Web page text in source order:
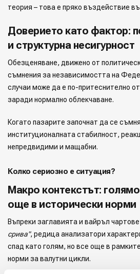
теория – това е пряко въздействие
Доверието като фактор:
и структурна несигурност
Обезценяване, движено от
съмнения за независимостта на
случаи може да е по-притеснително
заради нормално облекчаване.
Когато пазарите започнат да се
институционалната стабилност,
непредвидими и мащабни.
Колко сериозно е ситуация?
Макро контекстът:
още в исторически норми
Въпреки заглавията и вайръл
срива", редица анализатори
спад като голям, но все още в
норми за валутни цикли.